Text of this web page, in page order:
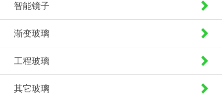
智能镜子
渐变玻璃
工程玻璃
其它玻璃